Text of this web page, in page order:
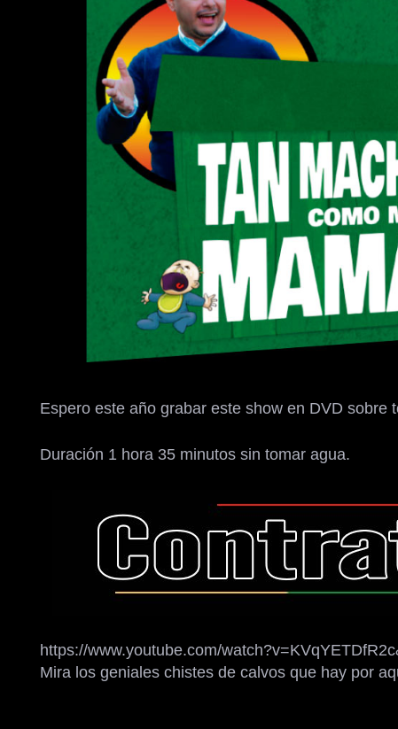
Espero este año grabar este show en DVD
Duración 1 hora 35 minutos sin tomar agua.
https://www.youtube.com/
Mira los geniales chistes de calvos que hay por